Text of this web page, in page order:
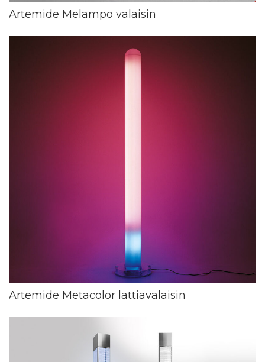
Artemide Melampo valaisin
Artemide Metacolor lattiavalaisin